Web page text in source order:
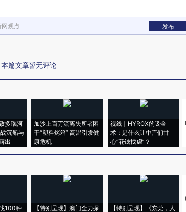
网观点 发布
本篇文章暂无评论
多瑙河
沉船与
出
加沙上百万流离失所者困
于“塑料烤箱” 高温引发健
康危机
视线｜HYROX的吸金
术：是什么让中产们甘
心“花钱找虐”？
100种
【特别呈现】澳门全力探
【特别呈现】《东莞，人